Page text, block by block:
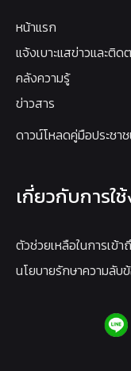
หน้าแรก
แจ้งเบาะแสข่าวและติด
คลังความรู้
ข่าวสาร
ดาวน์โหลดคู่มือประชา
เกี่ยวกับการใ
ตัวช่วยเหลือในการเข้า
นโยบายรักษาความลับ